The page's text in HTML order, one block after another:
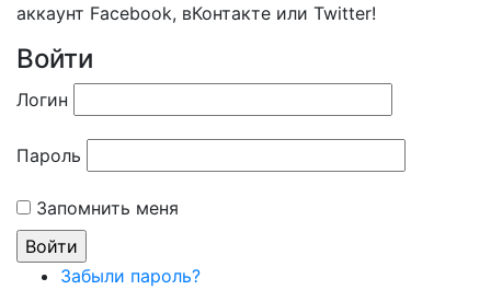
аккаунт Facebook, вКонтакте или Twitter!
Войти
Логин
Пароль
Запомнить меня
Забыли пароль?